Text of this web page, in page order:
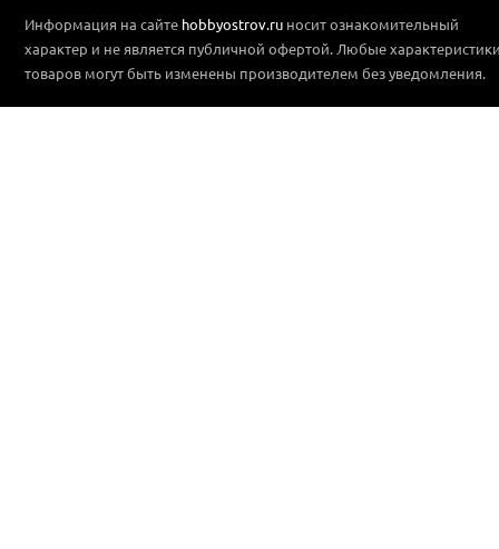
Информация на сайте hobbyostrov.ru носит ознакомительный
характер и не является публичной офертой. Любые
товаров могут быть изменены производителем без уведомления.